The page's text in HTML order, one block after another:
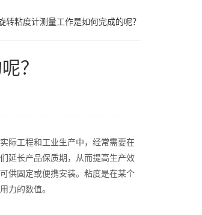
转粘度计测量工作是如何完成的呢？
？
际工程和工业生产中，经常需要在
延长产品保质期，从而提高生产效
供固定或便携安装。粘度是在某个
力的数值。